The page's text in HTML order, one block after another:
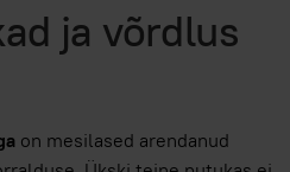
ja võrdlus
on mesilased arendanud